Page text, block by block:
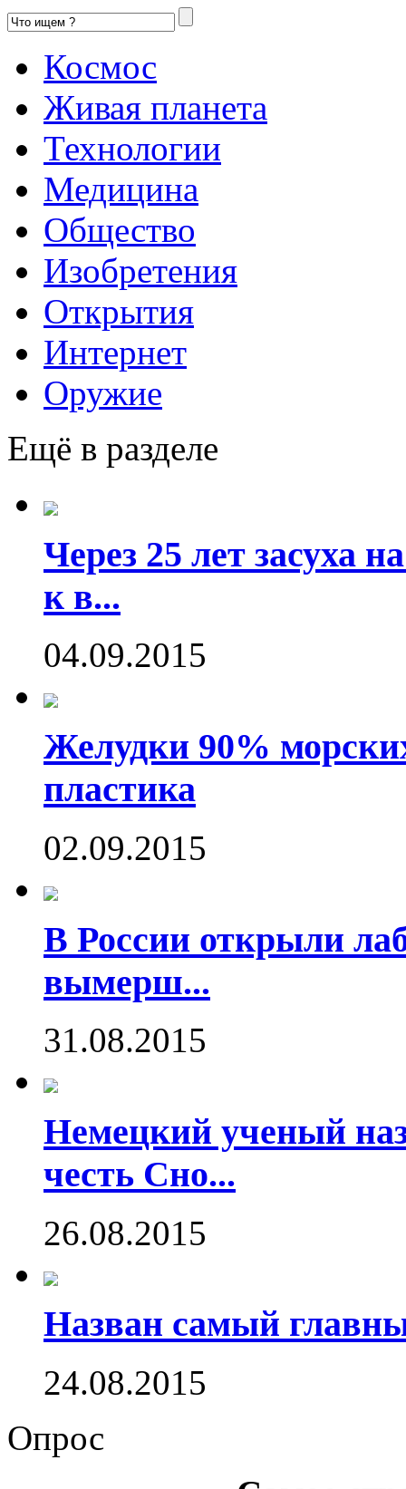
Космос
Живая планета
Технологии
Медицина
Общество
Изобретения
Открытия
Интернет
Оружие
Ещё в разделе
Через 25 лет засуха
к в...
04.09.2015
Желудки 90%
пластика
02.09.2015
В России открыли
вымерш...
31.08.2015
Немецкий ученый
честь Сно...
26.08.2015
Назван самый
24.08.2015
Опрос